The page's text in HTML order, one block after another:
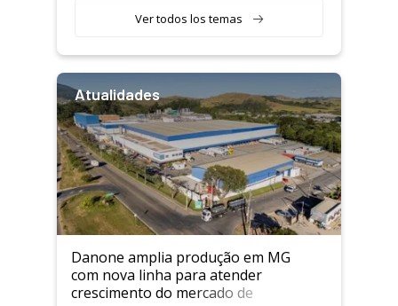
Ver todos los temas
Atualidades
Danone amplia produção em MG
com nova linha para atender
crescimento do mercado de